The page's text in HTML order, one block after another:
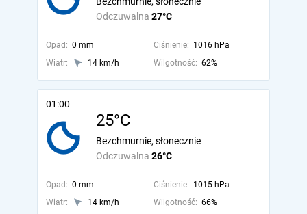
Odczuwalna 27°C
Opad: 0 mm Ciśnienie: 1016 hPa
Wiatr:
14 km/h Wilgotność: 62%
01:00
25°C
Odczuwalna 26°C
Bezchmurnie, słonecznie
Opad: 0 mm Ciśnienie: 1015 hPa
Wiatr:
14 km/h Wilgotność: 66%